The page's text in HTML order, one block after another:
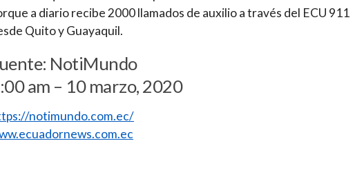
a diario recibe 2000 llamados de auxilio a través del ECU 911
Quito y Guayaquil.
NotiMundo
am – 10 marzo, 2020
notimundo.com.ec/